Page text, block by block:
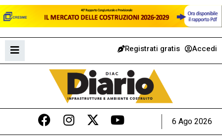
Registrati gratis Accedi
6 Ago 2026